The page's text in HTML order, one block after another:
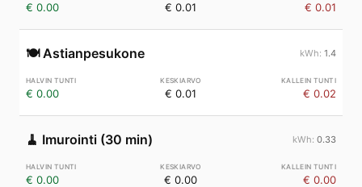
€ 0.00 € 0.01 € 0.01
🍽️ Astianpesukone 1.4
€ 0.00 € 0.01 € 0.02
🧹 Imurointi (30 min) 0.33
€ 0.00 € 0.00 € 0.00